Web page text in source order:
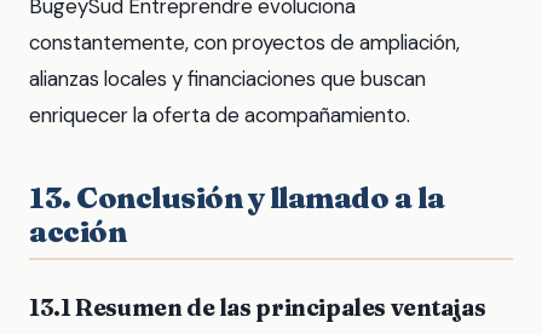
BugeySud Entreprendre evoluciona
constantemente, con proyectos de ampliación,
alianzas locales y financiaciones que buscan
enriquecer la oferta de acompañamiento.
13. Conclusión y llamado a la
acción
13.1 Resumen de las principales ventajas